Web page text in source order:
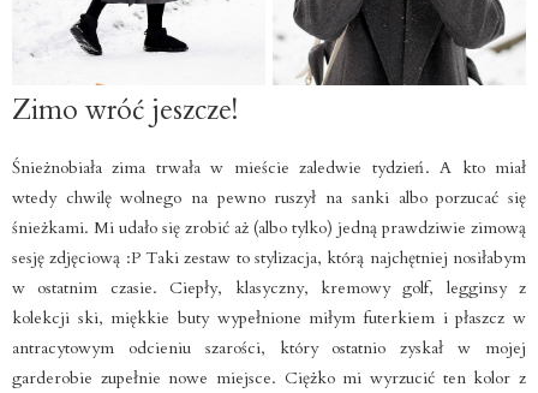
Zimo wróć jeszcze!
Śnieżnobiała zima trwała w mieście zaledwie tydzień. A kto miał
wtedy chwilę wolnego na pewno ruszył na sanki albo porzucać się
śnieżkami. Mi udało się zrobić aż (albo tylko) jedną prawdziwie zimową
sesję zdjęciową :P Taki zestaw to stylizacja, którą najchętniej nosiłabym
w ostatnim czasie. Ciepły, klasyczny, kremowy golf, legginsy z
kolekcji ski, miękkie buty wypełnione miłym futerkiem i płaszcz w
antracytowym odcieniu szarości, który ostatnio zyskał w mojej
garderobie zupełnie nowe miejsce. Ciężko mi wyrzucić ten kolor z